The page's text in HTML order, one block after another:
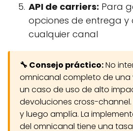
API de carriers: Para
opciones de entrega y
cualquier canal
🔧 Consejo práctico:No
omnicanal completo de una
un caso de uso de alto
devoluciones cross-channel.
y luego amplía. La
del omnicanal tiene una